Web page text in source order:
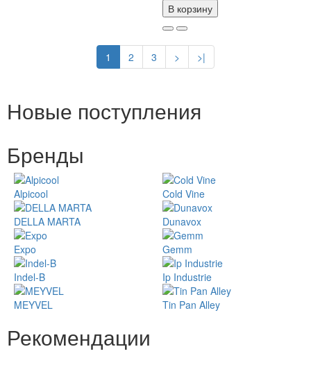
В корзину
1 2 3 > >|
Новые поступления
Бренды
Alpicool
Cold Vine
DELLA MARTA
Dunavox
Expo
Gemm
Indel-B
Ip Industrie
MEYVEL
Tin Pan Alley
Рекомендации